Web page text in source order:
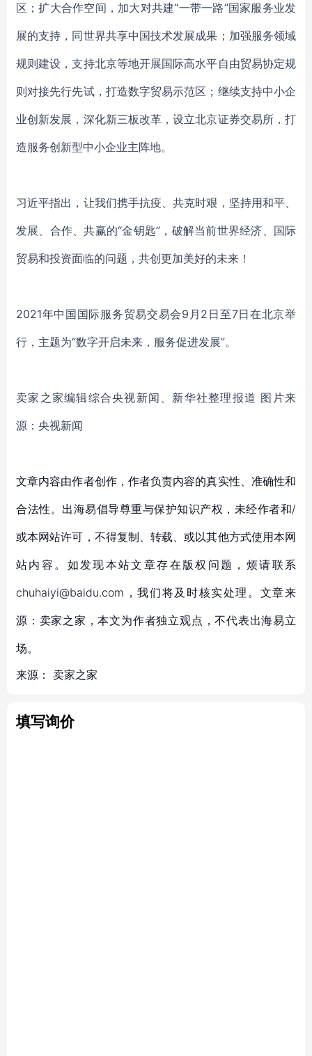
区；扩大合作空间，加大对共建“一带一路”国家服务业发
展的支持，同世界共享中国技术发展成果；加强服务领域
规则建设，支持北京等地开展国际高水平自由贸易协定规
则对接先行先试，打造数字贸易示范区；继续支持中小企
业创新发展，深化新三板改革，设立北京证券交易所，打
造服务创新型中小企业主阵地。
习近平指出，让我们携手抗疫、共克时艰，坚持用和平、
发展、合作、共赢的“金钥匙”，破解当前世界经济、国际
贸易和投资面临的问题，共创更加美好的未来！
2021年中国国际服务贸易交易会9月2日至7日在北京举
行，主题为“数字开启未来，服务促进发展”。
卖家之家编辑综合央视新闻、新华社整理报道 图片来
源：央视新闻
文章内容由作者创作，作者负责内容的真实性、准确性和
合法性。出海易倡导尊重与保护知识产权，未经作者和/
或本网站许可，不得复制、转载、或以其他方式使用本网
站内容。如发现本站文章存在版权问题，烦请联系
chuhaiyi@baidu.com，我们将及时核实处理。文章来
源：卖家之家，本文为作者独立观点，不代表出海易立
场。
来源： 卖家之家
填写询价